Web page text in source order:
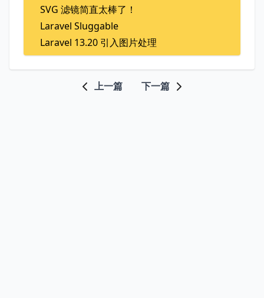
SVG 滤镜简直太棒了！
Laravel Sluggable
Laravel 13.20 引入图片处理
上一篇 下一篇